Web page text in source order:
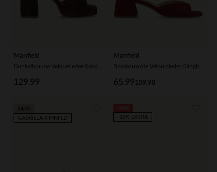
Manfield
129.99
Manfield
109.98
65.99
GABRIELA X MNFLD
-10% EXTRA